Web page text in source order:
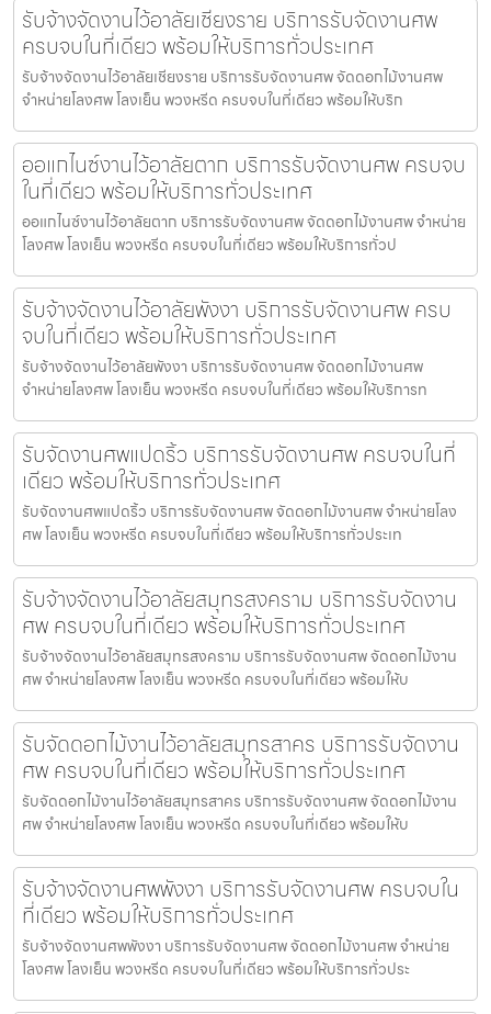
รับจ้างจัดงานไว้อาลัยเชียงราย บริการรับจัดงานศพ
ครบจบในที่เดียว พร้อมให้บริการทั่วประเทศ
รับจ้างจัดงานไว้อาลัยเชียงราย บริการรับจัดงานศพ จัดดอกไม้งานศพ
จำหน่ายโลงศพ โลงเย็น พวงหรีด ครบจบในที่เดียว พร้อมให้บริก
ออแกไนซ์งานไว้อาลัยตาก บริการรับจัดงานศพ ครบจบ
ในที่เดียว พร้อมให้บริการทั่วประเทศ
ออแกไนซ์งานไว้อาลัยตาก บริการรับจัดงานศพ จัดดอกไม้งานศพ จำหน่าย
โลงศพ โลงเย็น พวงหรีด ครบจบในที่เดียว พร้อมให้บริการทั่วป
รับจ้างจัดงานไว้อาลัยพังงา บริการรับจัดงานศพ ครบ
จบในที่เดียว พร้อมให้บริการทั่วประเทศ
รับจ้างจัดงานไว้อาลัยพังงา บริการรับจัดงานศพ จัดดอกไม้งานศพ
จำหน่ายโลงศพ โลงเย็น พวงหรีด ครบจบในที่เดียว พร้อมให้บริการท
รับจัดงานศพแปดริ้ว บริการรับจัดงานศพ ครบจบในที่
เดียว พร้อมให้บริการทั่วประเทศ
รับจัดงานศพแปดริ้ว บริการรับจัดงานศพ จัดดอกไม้งานศพ จำหน่ายโลง
ศพ โลงเย็น พวงหรีด ครบจบในที่เดียว พร้อมให้บริการทั่วประเท
รับจ้างจัดงานไว้อาลัยสมุทรสงคราม บริการรับจัดงาน
ศพ ครบจบในที่เดียว พร้อมให้บริการทั่วประเทศ
รับจ้างจัดงานไว้อาลัยสมุทรสงคราม บริการรับจัดงานศพ จัดดอกไม้งาน
ศพ จำหน่ายโลงศพ โลงเย็น พวงหรีด ครบจบในที่เดียว พร้อมให้บ
รับจัดดอกไม้งานไว้อาลัยสมุทรสาคร บริการรับจัดงาน
ศพ ครบจบในที่เดียว พร้อมให้บริการทั่วประเทศ
รับจัดดอกไม้งานไว้อาลัยสมุทรสาคร บริการรับจัดงานศพ จัดดอกไม้งาน
ศพ จำหน่ายโลงศพ โลงเย็น พวงหรีด ครบจบในที่เดียว พร้อมให้บ
รับจ้างจัดงานศพพังงา บริการรับจัดงานศพ ครบจบใน
ที่เดียว พร้อมให้บริการทั่วประเทศ
รับจ้างจัดงานศพพังงา บริการรับจัดงานศพ จัดดอกไม้งานศพ จำหน่าย
โลงศพ โลงเย็น พวงหรีด ครบจบในที่เดียว พร้อมให้บริการทั่วประ